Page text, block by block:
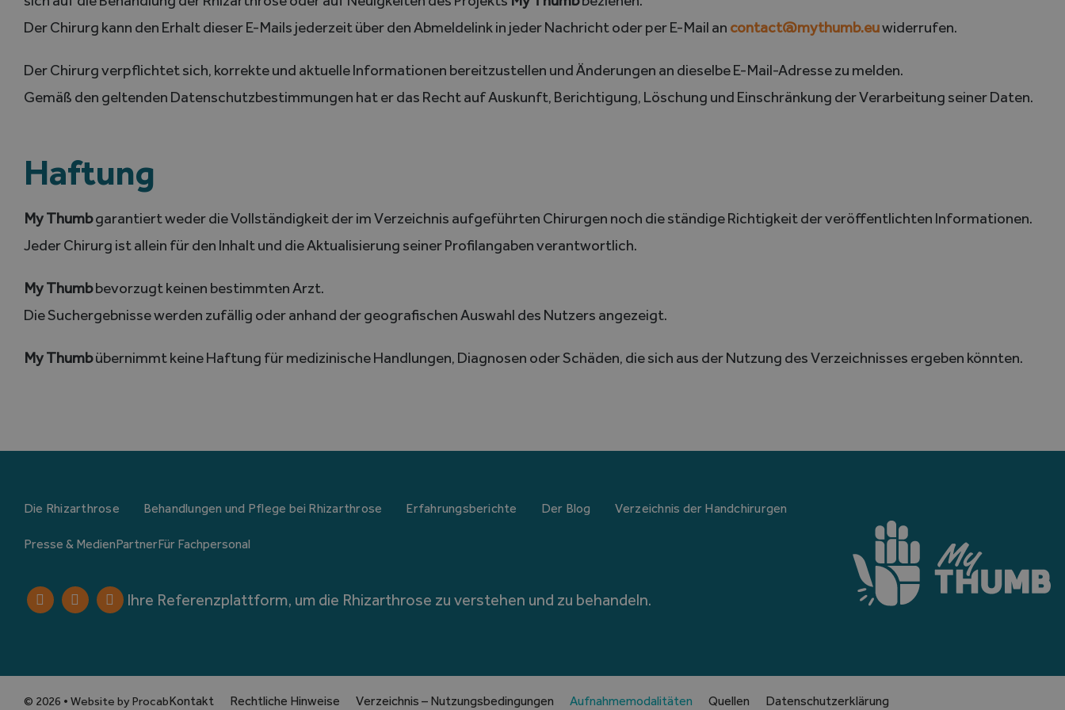
Der Chirurg kann den Erhalt dieser E-Mails jederzeit über den Abmeldelink in jeder Nachricht oder per E-Mail an contact@mythumb.euwiderrufen.
Der Chirurg verpflichtet sich, korrekte und aktuelle Informationen bereitzustellen und Änderungen an dieselbe E-Mail-Adresse zu melden.
Gemäß den geltenden Datenschutzbestimmungen hat er das Recht auf Auskunft, Berichtigung, Löschung und Einschränkung der Verarbeitung seiner Daten.
Haftung
My Thumbgarantiert weder die Vollständigkeit der im Verzeichnis aufgeführten Chirurgen noch die ständige Richtigkeit der veröffentlichten Informationen.
Jeder Chirurg ist allein für den Inhalt und die Aktualisierung seiner Profilangaben verantwortlich.
My Thumbbevorzugt keinen bestimmten Arzt.
Die Suchergebnisse werden zufällig oder anhand der geografischen Auswahl des Nutzers angezeigt.
My Thumbübernimmt keine Haftung für medizinische Handlungen, Diagnosen oder Schäden, die sich aus der Nutzung des Verzeichnisses ergeben könnten.
Die Rhizarthrose Behandlungen und Pflege bei Rhizarthrose Erfahrungsberichte Der Blog Verzeichnis der Handchirurgen
Presse & MedienPartnerFür Fachpersonal
Ihre Referenzplattform, um die Rhizarthrose zu verstehen und zu behandeln.
© 2026 • Website by ProcabKontakt Rechtliche Hinweise Verzeichnis – Nutzungsbedingungen Aufnahmemodalitäten Quellen Datenschutzerklärung